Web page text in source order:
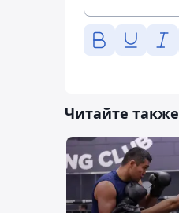
Читайте также